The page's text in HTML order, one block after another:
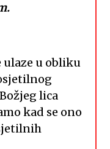
ulaze u obliku
lica
kad se ono